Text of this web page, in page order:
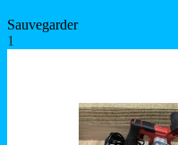
Sauvegarder
1